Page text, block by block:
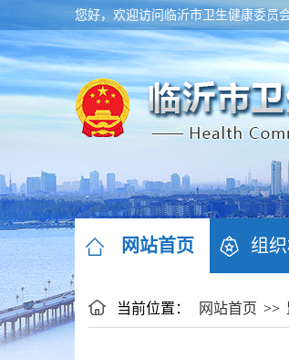
您好，欢迎访问临沂市卫生健康委员
网站首页 组
当前位置： 网站首页 >>